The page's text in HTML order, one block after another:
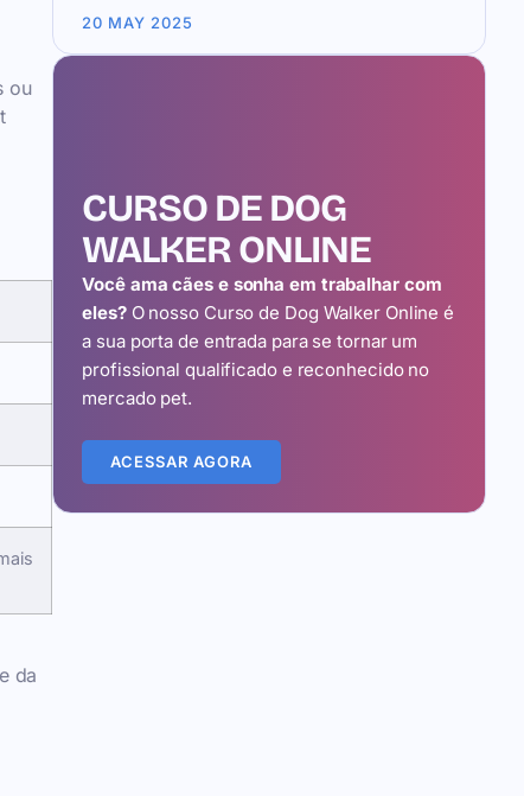
ou
da
20 MAY 2025
CURSO DE DOG
WALKER ONLINE
Você ama cães e sonha em trabalhar com
eles?O nosso Curso de Dog Walker Online é
a sua porta de entrada para se tornar um
profissional qualificado e reconhecido no
mercado pet.
ACESSAR AGORA